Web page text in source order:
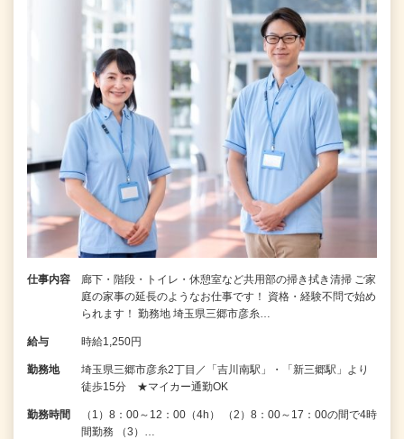
仕事内容
廊下・階段・トイレ・休憩室など共用部の掃き拭き清掃 ご家
庭の家事の延長のようなお仕事です！ 資格・経験不問で始め
られます！ 勤務地 埼玉県三郷市彦糸…
給与 時給1,250円
勤務地
埼玉県三郷市彦糸2丁目／「吉川南駅」・「新三郷駅」より
徒歩15分 ★マイカー通勤OK
勤務時間
（1）8：00～12：00（4h） （2）8：00～17：00の間で4時
間勤務 （3）…